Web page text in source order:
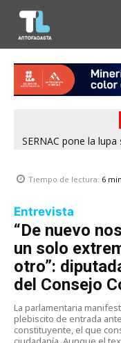
SERNAC pone la
Tiempo de lectura: 6
Entrevista
“De nuevo
un solo
otro”:
del Consejo
La parlamentaria
plebiscito de entrada
constituyente, el que